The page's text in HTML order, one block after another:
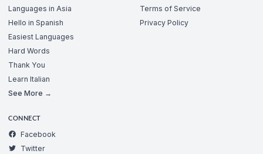
Languages in Asia
Hello in Spanish
Easiest Languages
Hard Words
Thank You
Learn Italian
See More →
Terms of Service
Privacy Policy
CONNECT
Facebook
Twitter